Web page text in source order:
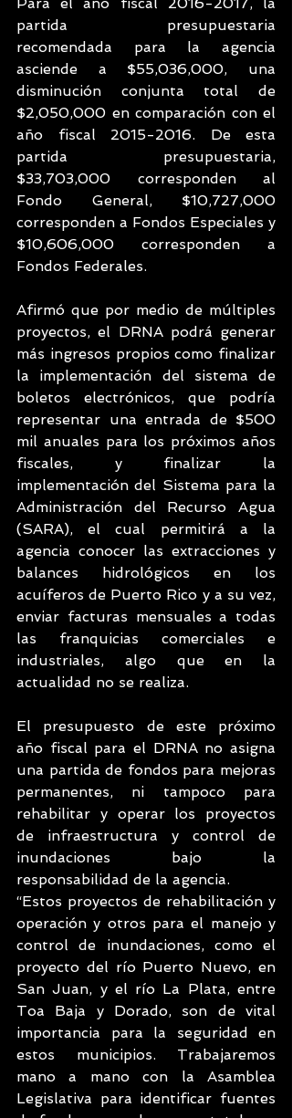
partida presupuestaria
recomendada para la agencia
asciende a $55,036,000, una
disminución conjunta total de
$2,050,000 en comparación con el
año fiscal 2015-2016. De esta
partida presupuestaria,
$33,703,000 corresponden al
Fondo General, $10,727,000
corresponden a Fondos Especiales y
$10,606,000 corresponden a
Fondos Federales.
Afirmó que por medio de múltiples
proyectos, el DRNA podrá generar
más ingresos propios como finalizar
la implementación del sistema de
boletos electrónicos, que podría
representar una entrada de $500
mil anuales para los próximos años
fiscales, y finalizar la
implementación del Sistema para la
Administración del Recurso Agua
(SARA), el cual permitirá a la
agencia conocer las extracciones y
balances hidrológicos en los
acuíferos de Puerto Rico y a su vez,
enviar facturas mensuales a todas
las franquicias comerciales e
industriales, algo que en la
actualidad no se realiza.
El presupuesto de este próximo
año fiscal para el DRNA no asigna
una partida de fondos para mejoras
permanentes, ni tampoco para
rehabilitar y operar los proyectos
de infraestructura y control de
inundaciones bajo la
responsabilidad de la agencia.
“Estos proyectos de rehabilitación y
operación y otros para el manejo y
control de inundaciones, como el
proyecto del río Puerto Nuevo, en
San Juan, y el río La Plata, entre
Toa Baja y Dorado, son de vital
importancia para la seguridad en
estos municipios. Trabajaremos
mano a mano con la Asamblea
Legislativa para identificar fuentes